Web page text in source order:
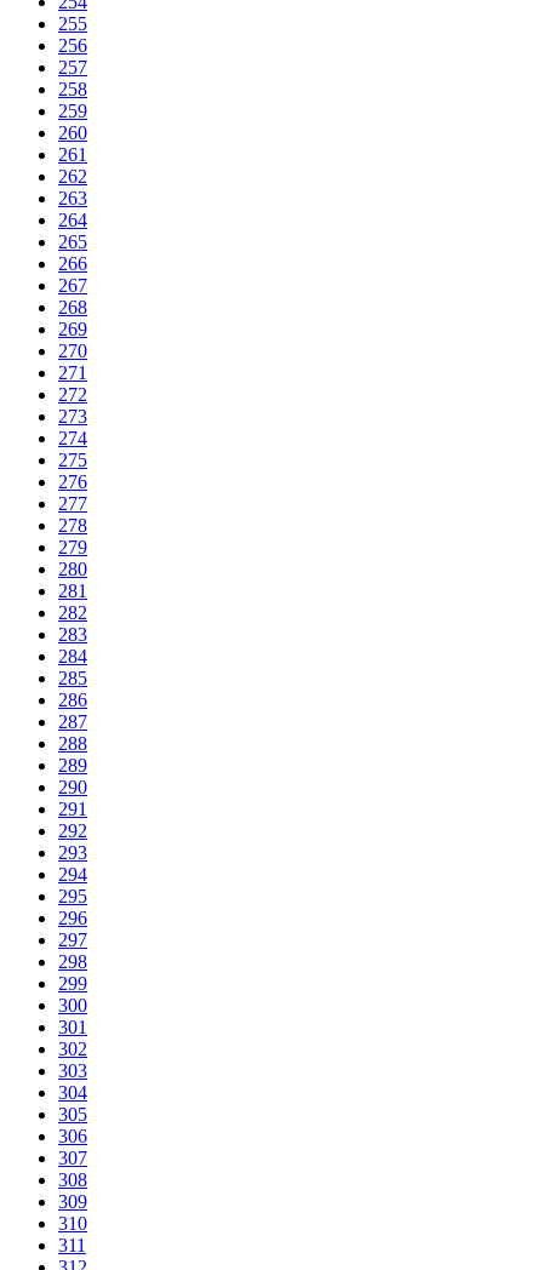
255
256
257
258
259
260
261
262
263
264
265
266
267
268
269
270
271
272
273
274
275
276
277
278
279
280
281
282
283
284
285
286
287
288
289
290
291
292
293
294
295
296
297
298
299
300
301
302
303
304
305
306
307
308
309
310
311